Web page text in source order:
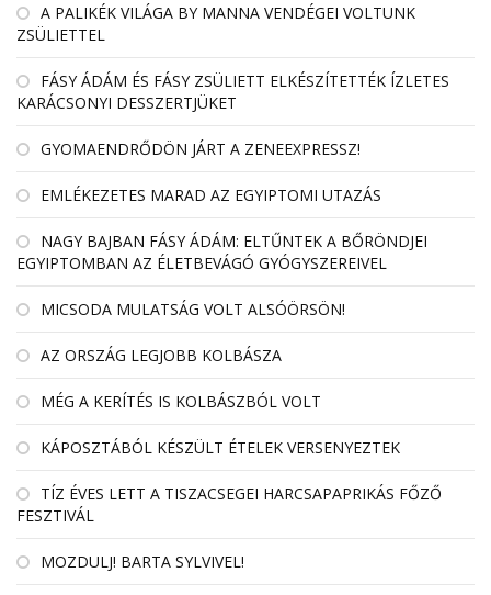
A PALIKÉK VILÁGA BY MANNA VENDÉGEI VOLTUNK
ZSÜLIETTEL
FÁSY ÁDÁM ÉS FÁSY ZSÜLIETT ELKÉSZÍTETTÉK ÍZLETES
KARÁCSONYI DESSZERTJÜKET
GYOMAENDRŐDÖN JÁRT A ZENEEXPRESSZ!
EMLÉKEZETES MARAD AZ EGYIPTOMI UTAZÁS
NAGY BAJBAN FÁSY ÁDÁM: ELTŰNTEK A BŐRÖNDJEI
EGYIPTOMBAN AZ ÉLETBEVÁGÓ GYÓGYSZEREIVEL
MICSODA MULATSÁG VOLT ALSÓÖRSÖN!
AZ ORSZÁG LEGJOBB KOLBÁSZA
MÉG A KERÍTÉS IS KOLBÁSZBÓL VOLT
KÁPOSZTÁBÓL KÉSZÜLT ÉTELEK VERSENYEZTEK
TÍZ ÉVES LETT A TISZACSEGEI HARCSAPAPRIKÁS FŐZŐ
FESZTIVÁL
MOZDULJ! BARTA SYLVIVEL!